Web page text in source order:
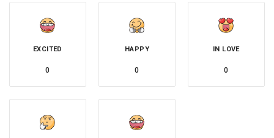
EXCITED
0
HAPPY
0
IN LOVE
0